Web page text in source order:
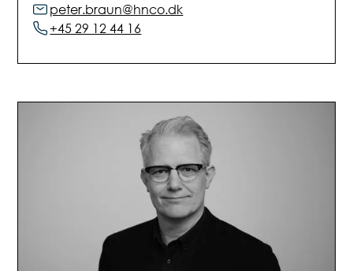
peter.braun@hnco.dk
+45 29 12 44 16